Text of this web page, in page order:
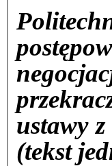
ustawy
(tekst